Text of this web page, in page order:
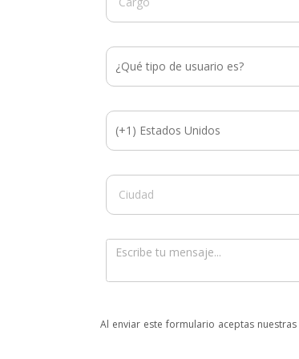
Al enviar este formulario aceptas nuestras